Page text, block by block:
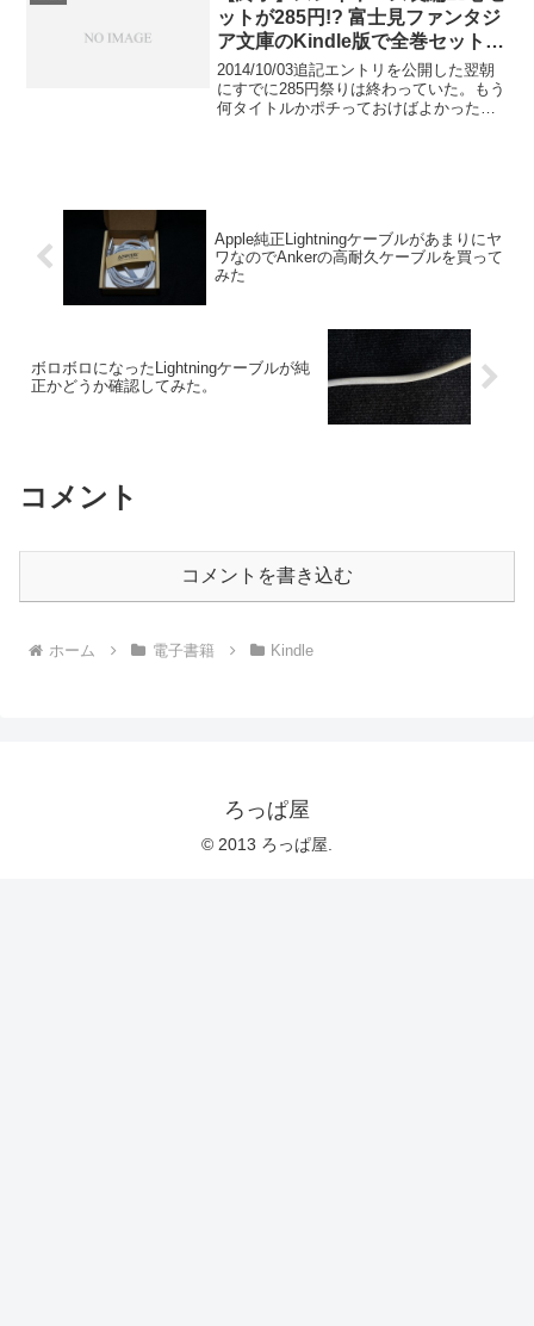
ットが285円!? 富士見ファンタジ
ア文庫のKindle版で全巻セットが
強烈にお得だったので何タイトル
かポチってみた
2014/10/03追記エントリを公開した翌朝
にすでに285円祭りは終わっていた。もう
何タイトルかポチっておけばよかった…
Apple純正Lightningケーブルがあまりにヤ
ワなのでAnkerの高耐久ケーブルを買って
みた
ボロボロになったLightningケーブルが純
正かどうか確認してみた。
コメント
コメントを書き込む
ホーム 電子書籍 Kindle
ろっぱ屋
© 2013 ろっぱ屋.